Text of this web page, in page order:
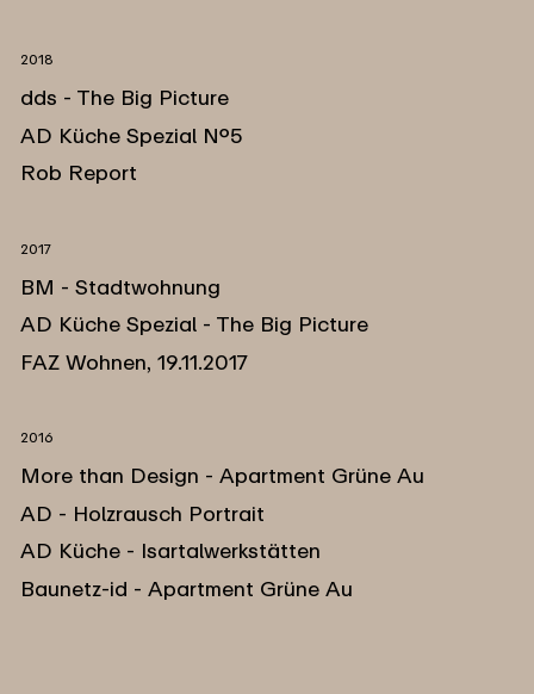
2018
dds - The Big Picture
AD Küche Spezial No.5
Rob Report
2017
BM - Stadtwohnung
AD Küche Spezial - The Big Picture
FAZ Wohnen, 19.11.2017
2016
More than Design - Apartment Grüne Au
AD - Holzrausch Portrait
AD Küche - Isartalwerkstätten
Baunetz-id - Apartment Grüne Au